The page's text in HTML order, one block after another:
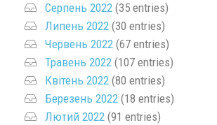
Серпень 2022 (35 entries)
Липень 2022 (30 entries)
Червень 2022 (67 entries)
Травень 2022 (107 entries)
Квітень 2022 (80 entries)
Березень 2022 (18 entries)
Лютий 2022 (91 entries)